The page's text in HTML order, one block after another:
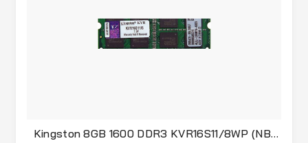
Kingston 8GB 1600 DDR3 KVR16S11/8WP (NB)